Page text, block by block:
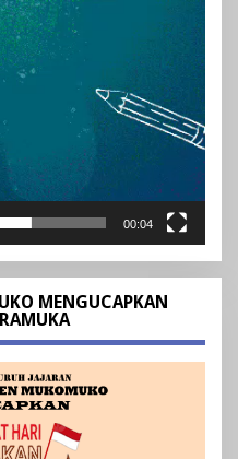
00:04
MENGUCAPKAN